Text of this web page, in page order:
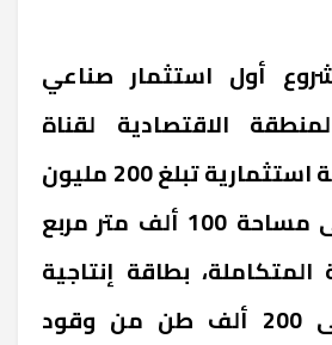
أول استثمار صناعي
الاقتصادية لقناة
السويس، بتكلفة استثمارية تبلغ 200 مليون
دولار، ويقام على مساحة 100 ألف متر مربع
بطاقة إنتاجية
سنوية تصل إلى 200 ألف طن من وقود